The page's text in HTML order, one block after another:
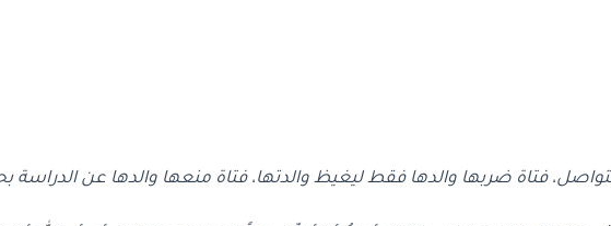
فتاة ضربها والدها فقط ليغيظ والدتها، فتاة منعها والدها عن الدراسة